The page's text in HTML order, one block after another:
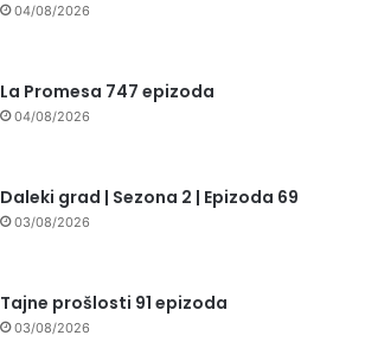
04/08/2026
La Promesa 747 epizoda
04/08/2026
Daleki grad | Sezona 2 | Epizoda 69
03/08/2026
Tajne prošlosti 91 epizoda
03/08/2026